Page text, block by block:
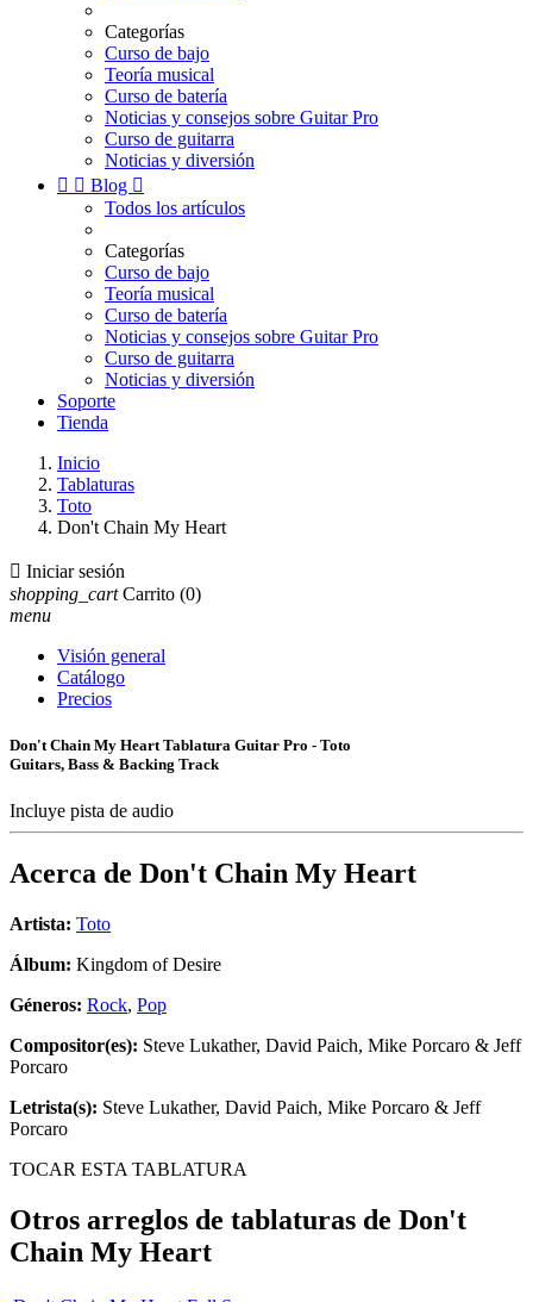
Categorías
Curso de bajo
Teoría musical
Curso de batería
Noticias y consejos sobre Guitar Pro
Curso de guitarra
Noticias y diversión
  Blog 
Todos los artículos
Categorías
Curso de bajo
Teoría musical
Curso de batería
Noticias y consejos sobre Guitar Pro
Curso de guitarra
Noticias y diversión
Soporte
Tienda
Inicio
Tablaturas
Toto
Don't Chain My Heart
 Iniciar sesión
shopping_cart Carrito (0)
menu
Visión general
Catálogo
Precios
Don't Chain My Heart Tablatura Guitar Pro - Toto
Guitars, Bass & Backing Track
Incluye pista de audio
Acerca de Don't Chain My Heart
Artista: Toto
Álbum: Kingdom of Desire
Géneros: Rock, Pop
Compositor(es): Steve Lukather, David Paich, Mike Porcaro & Jeff
Porcaro
Letrista(s): Steve Lukather, David Paich, Mike Porcaro & Jeff
Porcaro
TOCAR ESTA TABLATURA
Otros arreglos de tablaturas de Don't
Chain My Heart